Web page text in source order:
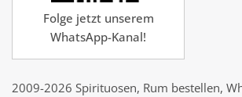
Folge jetzt unserem
WhatsApp-Kanal!
2009-2026 Spirituosen, Rum bestellen,